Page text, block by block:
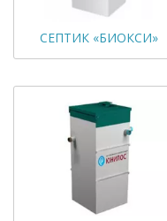
СЕПТИК «БИОКСИ»